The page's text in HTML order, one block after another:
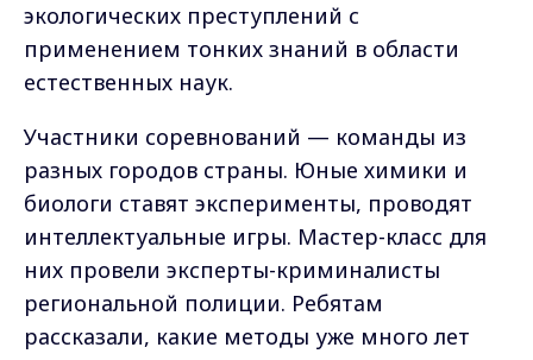
экологических преступлений с
применением тонких знаний в области
естественных наук.
Участники соревнований — команды из
разных городов страны. Юные химики и
биологи ставят эксперименты, проводят
интеллектуальные игры. Мастер-класс для
них провели эксперты-криминалисты
региональной полиции. Ребятам
рассказали, какие методы уже много лет